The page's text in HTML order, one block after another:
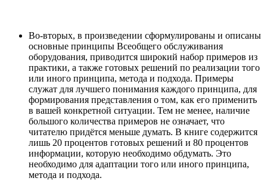
Во-вторых, в произведении сформулированы и описаны
основные принципы Всеобщего обслуживания
оборудования, приводится широкий набор примеров из
практики, а также готовых решений по реализации того
или иного принципа, метода и подхода. Примеры
служат для лучшего понимания каждого принципа, для
формирования представления о том, как его применить
в вашей конкретной ситуации. Тем не менее, наличие
большого количества примеров не означает, что
читателю придётся меньше думать. В книге содержится
лишь 20 процентов готовых решений и 80 процентов
информации, которую необходимо обдумать. Это
необходимо для адаптации того или иного принципа,
метода и подхода.